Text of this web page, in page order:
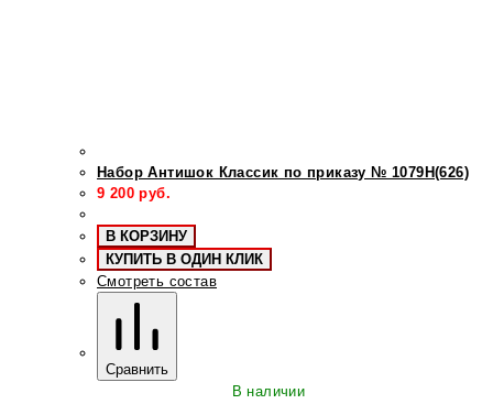
Набор Антишок Классик по приказу № 1079Н(626)
9 200 руб.
В КОРЗИНУ
КУПИТЬ В ОДИН КЛИК
Смотреть состав
Сравнить
В наличии